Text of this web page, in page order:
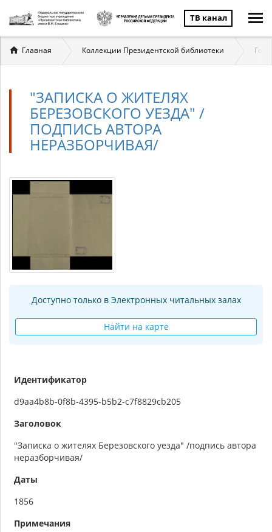
ТВ канал
Вы
здесь
Главная Коллекции Президентской библиотеки
"ЗАПИСКА О ЖИТЕЛЯХ
БЕРЕЗОВСКОГО УЕЗДА" /
ПОДПИСЬ АВТОРА
НЕРАЗБОРЧИВАЯ/
Доступно только в Электронных читальных залах
Найти на карте
Идентификатор
d9aa4b8b-0f8b-4395-b5b2-c7f8829cb205
Заголовок
"Записка о жителях Березовского уезда" /подпись автора
неразборчивая/
Даты
1856
Примечания